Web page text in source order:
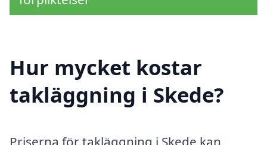
Hur mycket kostar
takläggning i Skede?
Priserna för takläggning i Skede kan